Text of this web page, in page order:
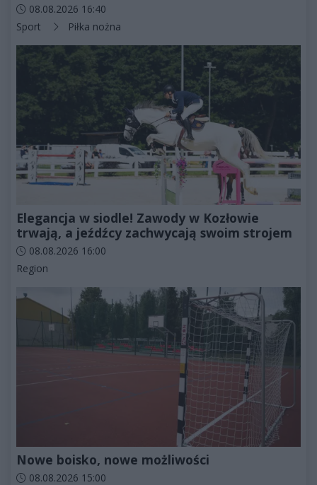
Data dodania artykułu:
08.08.2026 16:40
Kategorie artykułu:
Sport Piłka nożna
Elegancja w siodle! Zawody w Kozłowie
trwają, a jeźdźcy zachwycają swoim strojem
Data dodania artykułu:
08.08.2026 16:00
Kategorie artykułu:
Region
Nowe boisko, nowe możliwości
Data dodania artykułu:
08.08.2026 15:00